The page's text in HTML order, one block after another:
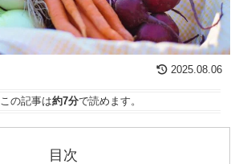
2025.08.06
この記事は約7分で読めます。
目次